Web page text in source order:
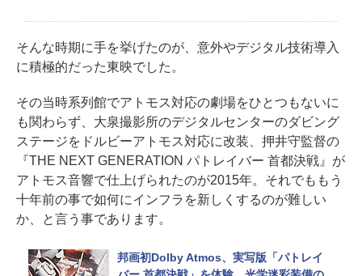
そんな時期に手を挙げたのが、意外やデジタル技術導入
に積極的だった東映でした。
その当時系列館でアトモス対応の劇場をひとつもないに
も関わらず、大泉撮影所のデジタルセンターのダビング
ステージをドルビーアトモス対応に改装、押井守監督の
『THE NEXT GENERATION パトレイバー 首都決戦』が
アトモス音響で仕上げられたのが2015年。それでももう
十年前の事で如何にインフラを新しくするのが難しい
か、と言う事であります。
邦画初Dolby Atmos、実写版「パトレイ